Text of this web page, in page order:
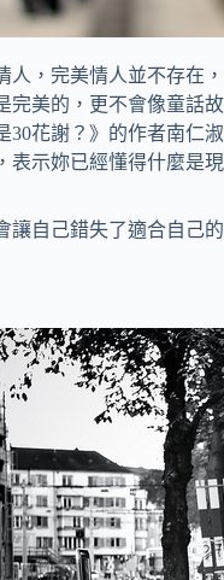
人，完美情人並不存在
完美的，更不會像童話
30花謝？》的作者南仁
表示妳已經懂得什麼是
讓自己錯失了適合自己